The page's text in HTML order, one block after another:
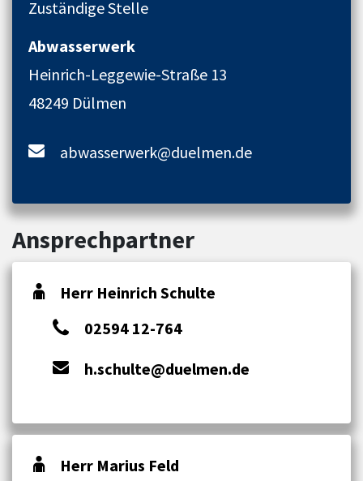
Zuständige Stelle
Abwasserwerk
Heinrich-Leggewie-Straße 13
48249 Dülmen
abwasserwerk@duelmen.de
Ansprechpartner
Herr Heinrich Schulte
02594 12-764
h.schulte@duelmen.de
Herr Marius Feld